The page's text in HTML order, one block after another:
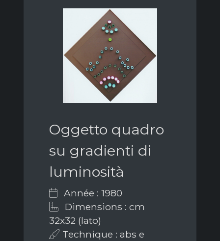
Oggetto quadro
su gradienti di
luminosità
Année : 1980
Dimensions : cm
32x32 (lato)
Technique : abs e